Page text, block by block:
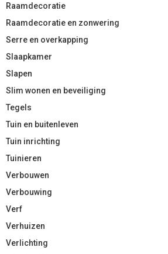
Raamdecoratie
Raamdecoratie en zonwering
Serre en overkapping
Slaapkamer
Slapen
Slim wonen en beveiliging
Tegels
Tuin en buitenleven
Tuin inrichting
Tuinieren
Verbouwen
Verbouwing
Verf
Verhuizen
Verlichting